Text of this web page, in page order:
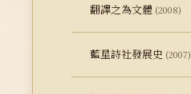
翻譯之為文體 (2008)
藍星詩社發展史 (2007)